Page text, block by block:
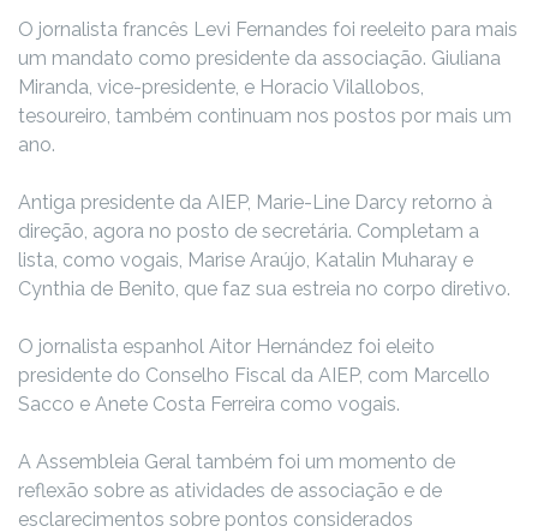
O jornalista francês Levi Fernandes foi reeleito para mais
um mandato como presidente da associação. Giuliana
Miranda, vice-presidente, e Horacio Vilallobos,
tesoureiro, também continuam nos postos por mais um
ano.
Antiga presidente da AIEP, Marie-Line Darcy retorno à
direção, agora no posto de secretária. Completam a
lista, como vogais, Marise Araújo, Katalin Muharay e
Cynthia de Benito, que faz sua estreia no corpo diretivo.
O jornalista espanhol Aitor Hernández foi eleito
presidente do Conselho Fiscal da AIEP, com Marcello
Sacco e Anete Costa Ferreira como vogais.
A Assembleia Geral também foi um momento de
reflexão sobre as atividades de associação e de
esclarecimentos sobre pontos considerados